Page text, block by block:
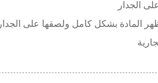
المادة بشكل كامل ولصقها على الجدار